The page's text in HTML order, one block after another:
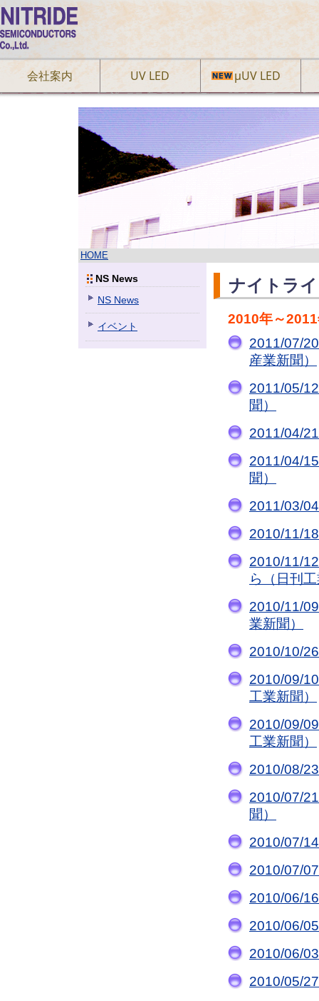
会社案内 UV LED µUV LED
HOME
NS News
NS News
イベント
ナイトラ
2010年～
2011/07/
産業新聞）
2011/05/
聞）
2011/04/
2011/04/
聞）
2011/03/
2010/11/
2010/11/
ら（日刊
2010/11/
業新聞）
2010/10/
2010/09/
工業新聞）
2010/09/
工業新聞）
2010/08/
2010/07/
聞）
2010/07/
2010/07/
2010/06/
2010/06/
2010/06/
2010/05/